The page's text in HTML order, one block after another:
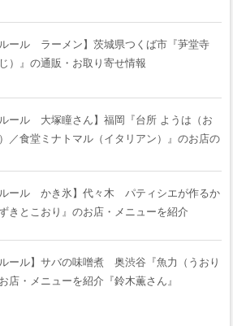
ルール ラーメン】茨城県つくば市『芛堂寺
じ）』の通販・お取り寄せ情報
ルール 大塚瞳さん】福岡『台所 ようは（お
／食堂ミナトマル（イタリアン）』のお店の
ルール かき氷】代々木 パティシエが作るか
きとこおり』のお店・メニューを紹介
ルール】サバの味噌煮 奥渋谷『魚力（うおり
店・メニューを紹介『鈴木薫さん』